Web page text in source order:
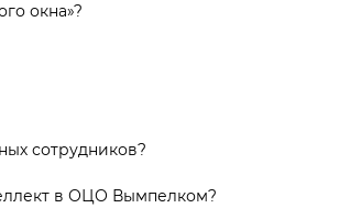
окна»?
сотрудников?
в ОЦО Вымпелком?